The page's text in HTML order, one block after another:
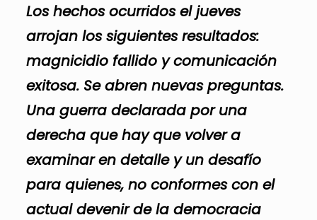
Los hechos ocurridos el jueves
arrojan los siguientes resultados:
magnicidio fallido y comunicación
exitosa. Se abren nuevas preguntas.
Una guerra declarada por una
derecha que hay que volver a
examinar en detalle y un desafío
para quienes, no conformes con el
actual devenir de la democracia